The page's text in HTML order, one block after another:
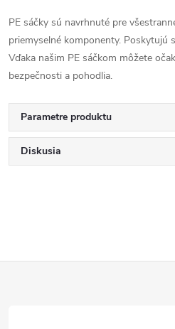
PE sáčky sú navrhnuté pre
priemyselné komponenty. Poskytujú
Vďaka našim PE sáčkom môžete
bezpečnosti a pohodlia.
Parametre produktu
Diskusia